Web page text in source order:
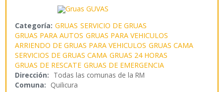
Categoría: GRUAS SERVICIO DE GRUAS
GRUAS PARA AUTOS GRUAS PARA VEHICULOS
ARRIENDO DE GRUAS PARA VEHICULOS GRUAS CAMA
SERVICIOS DE GRUAS CAMA GRUAS 24 HORAS
GRUAS DE RESCATE GRUAS DE EMERGENCIA
Dirección: Todas las comunas de la RM
Comuna: Quilicura